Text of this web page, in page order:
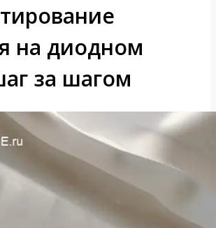
на диодном
за шагом